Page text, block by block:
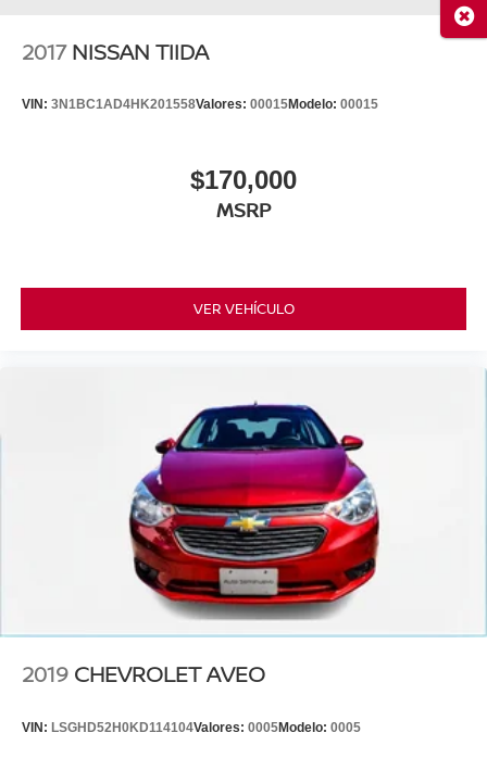
2017 NISSAN TIIDA
VIN: 3N1BC1AD4HK201558Valores: 00015Modelo: 00015
$170,000
MSRP
VER VEHÍCULO
2019 CHEVROLET AVEO
VIN: LSGHD52H0KD114104Valores: 0005Modelo: 0005